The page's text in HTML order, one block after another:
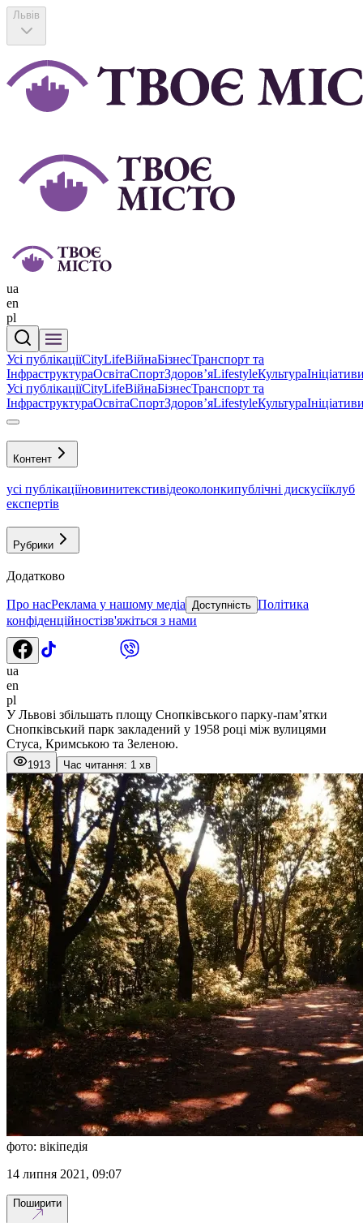
Львів
ua
en
pl
Усі публікаціїCityLifeВійнаБізнесТранспорт та
ІнфраструктураОсвітаСпортЗдоровʼяLifestyleКультура
Усі публікаціїCityLifeВійнаБізнесТранспорт та
ІнфраструктураОсвітаСпортЗдоровʼяLifestyleКультура
Контент
усі публікаціїновинитекстивідеоколонкипублічні дискусіїклуб
експертів
Рубрики
Додатково
Про насРеклама у нашому медіа Доступність Політика
конфіденційностізв'яжіться з нами
ua
en
pl
У Львові збільшать площу Снопківського парку-пам’ятки
Снопківський парк закладений у 1958 році між вулицями
Стуса, Кримською та Зеленою.
1913 Час читання: 1 хв
фото: вікіпедія
14 липня 2021, 09:07
Поширити